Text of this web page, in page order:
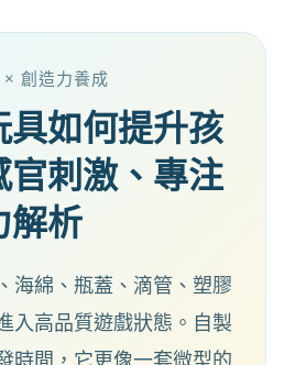
創造力養成
具如何提升孩
官刺激、專注
解析
海綿、瓶蓋、滴管、塑膠
入高品質遊戲狀態。自製
時間，它更像一套微型的